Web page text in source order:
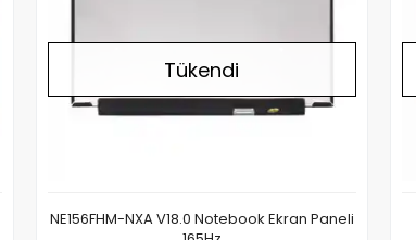
Tükendi
NE156FHM-NXA V18.0 Notebook Ekran Paneli